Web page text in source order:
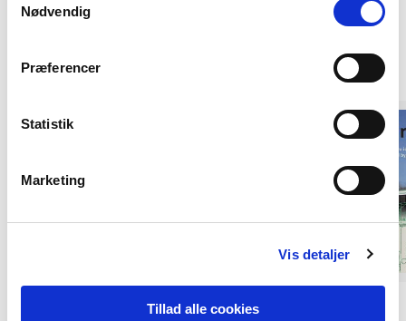
tilbagetrækker et samtykke.
Nødvendig
Præferencer
Statistik
Marketing
Vis detaljer
Tillad alle cookies
Andre har også købt
Forudbestilling